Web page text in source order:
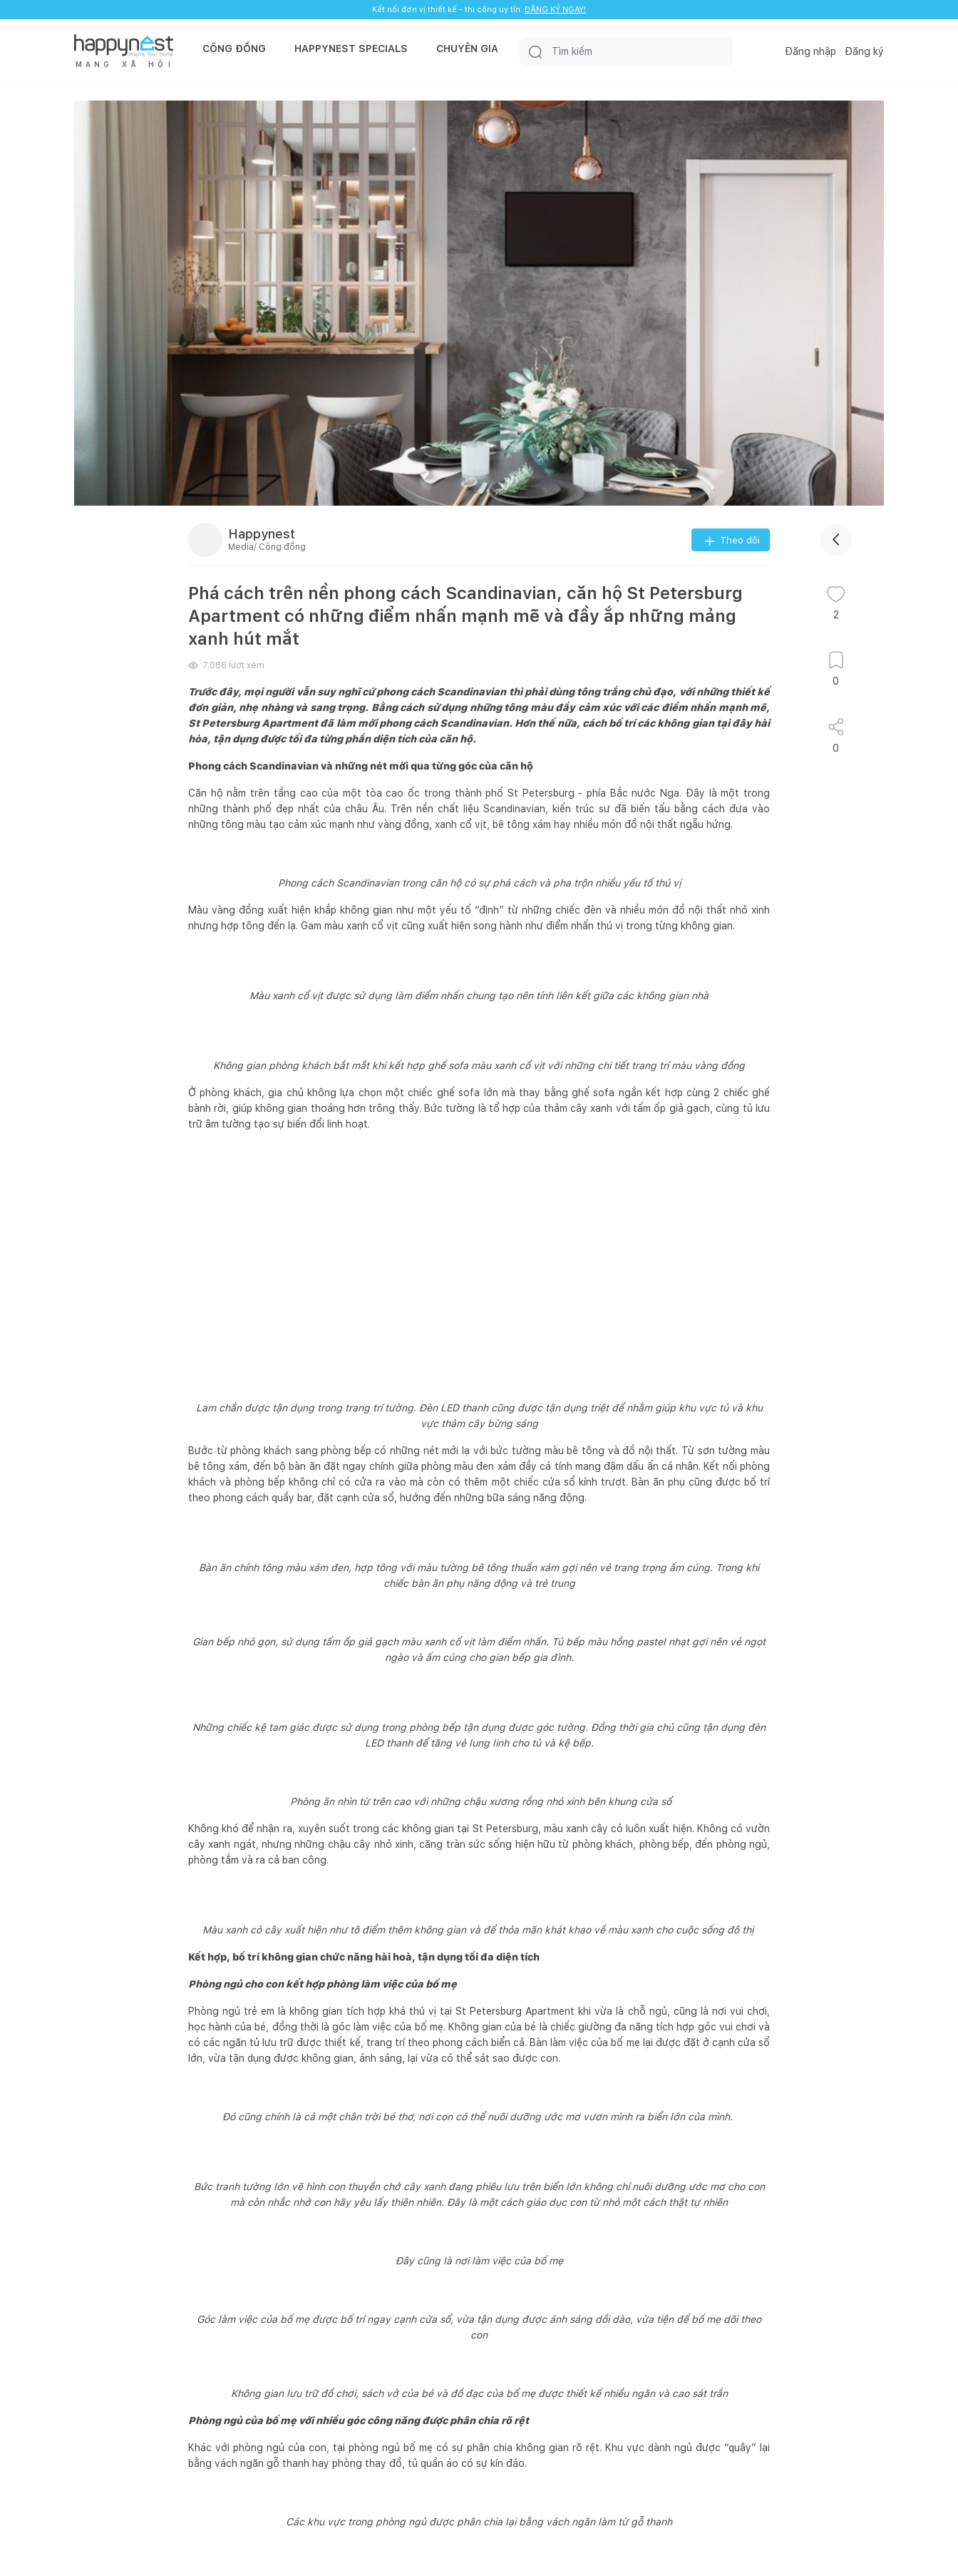
Kết nối đơn vị thiết kế - thi công uy tín. ĐĂNG KÝ NGAY!
M Ạ N G X Ã H Ộ I
CỘNG ĐỒNG HAPPYNEST SPECIALS CHUYÊN GIA Đăng nhập Đăng ký
Happynest
Media/ Cộng đồng
Theo dõi
Phá cách trên nền phong cách Scandinavian, căn hộ St Petersburg
Apartment có những điểm nhấn mạnh mẽ và đầy ắp những mảng
xanh hút mắt
7.086 lượt xem
Trước đây, mọi người vẫn suy nghĩ cứ phong cách Scandinavian thì phải dùng tông trắng chủ đạo, với những thiết kế
đơn giản, nhẹ nhàng và sang trọng. Bằng cách sử dụng những tông màu đầy cảm xúc với các điểm nhấn mạnh mẽ,
St Petersburg Apartment đã làm mới phong cách Scandinavian. Hơn thế nữa, cách bố trí các không gian tại đây hài
hòa, tận dụng được tối đa từng phần diện tích của căn hộ.
Phong cách Scandinavian và những nét mới qua từng góc của căn hộ
Căn hộ nằm trên tầng cao của một tòa cao ốc trong thành phố St Petersburg - phía Bắc nước Nga. Đây là một trong
những thành phố đẹp nhất của châu Âu. Trên nền chất liệu Scandinavian, kiến trúc sư đã biến tấu bằng cách đưa vào
những tông màu tạo cảm xúc mạnh như vàng đồng, xanh cổ vịt, bê tông xám hay nhiều món đồ nội thất ngẫu hứng.
Phong cách Scandinavian trong căn hộ có sự phá cách và pha trộn nhiều yếu tố thú vị
Màu vàng đồng xuất hiện khắp không gian như một yếu tố “đinh” từ những chiếc đèn và nhiều món đồ nội thất nhỏ xinh
nhưng hợp tông đến lạ. Gam màu xanh cổ vịt cũng xuất hiện song hành như điểm nhấn thú vị trong từng không gian.
Màu xanh cổ vịt được sử dụng làm điểm nhấn chung tạo nên tính liên kết giữa các không gian nhà
Không gian phòng khách bắt mắt khi kết hợp ghế sofa màu xanh cổ vịt với những chi tiết trang trí màu vàng đồng
Ở phòng khách, gia chủ không lựa chọn một chiếc ghế sofa lớn mà thay bằng ghế sofa ngắn kết hợp cùng 2 chiếc ghế
bành rời, giúp không gian thoáng hơn trông thấy. Bức tường là tổ hợp của thảm cây xanh với tấm ốp giả gạch, cùng tủ lưu
trữ âm tường tạo sự biến đổi linh hoạt.
Lam chắn được tận dụng trong trang trí tường. Đèn LED thanh cũng được tận dụng triệt để nhằm giúp khu vực tủ và khu
vực thảm cây bừng sáng
Bước từ phòng khách sang phòng bếp có những nét mới lạ với bức tường màu bê tông và đồ nội thất. Từ sơn tường màu
bê tông xám, đến bộ bàn ăn đặt ngay chính giữa phòng màu đen xám đầy cá tính mang đậm dấu ấn cá nhân. Kết nối phòng
khách và phòng bếp không chỉ có cửa ra vào mà còn có thêm một chiếc cửa sổ kính trượt. Bàn ăn phụ cũng được bố trí
theo phong cách quầy bar, đặt cạnh cửa sổ, hướng đến những bữa sáng năng động.
Bàn ăn chính tông màu xám đen, hợp tông với màu tường bê tông thuần xám gợi nên vẻ trang trọng ấm cúng. Trong khi
chiếc bàn ăn phụ năng động và trẻ trung
Gian bếp nhỏ gọn, sử dụng tấm ốp giả gạch màu xanh cổ vịt làm điểm nhấn. Tủ bếp màu hồng pastel nhạt gợi nên vẻ ngọt
ngào và ấm cúng cho gian bếp gia đình.
Những chiếc kệ tam giác được sử dụng trong phòng bếp tận dụng được góc tường. Đồng thời gia chủ cũng tận dụng đèn
LED thanh để tăng vẻ lung linh cho tủ và kệ bếp.
Phòng ăn nhìn từ trên cao với những chậu xương rồng nhỏ xinh bên khung cửa sổ
Không khó để nhận ra, xuyên suốt trong các không gian tại St Petersburg, màu xanh cây cỏ luôn xuất hiện. Không có vườn
cây xanh ngát, nhưng những chậu cây nhỏ xinh, căng tràn sức sống hiện hữu từ phòng khách, phòng bếp, đến phòng ngủ,
phòng tắm và ra cả ban công.
Màu xanh cỏ cây xuất hiện như tô điểm thêm không gian và để thỏa mãn khát khao về màu xanh cho cuộc sống đô thị
Kết hợp, bố trí không gian chức năng hài hoà, tận dụng tối đa diện tích
Phòng ngủ cho con kết hợp phòng làm việc của bố mẹ
Phòng ngủ trẻ em là không gian tích hợp khá thú vị tại St Petersburg Apartment khi vừa là chỗ ngủ, cũng là nơi vui chơi,
học hành của bé, đồng thời là góc làm việc của bố mẹ. Không gian của bé là chiếc giường đa năng tích hợp góc vui chơi và
có các ngăn tủ lưu trữ được thiết kế, trang trí theo phong cách biển cả. Bàn làm việc của bố mẹ lại được đặt ở cạnh cửa sổ
lớn, vừa tận dụng được không gian, ánh sáng, lại vừa có thể sát sao được con.
Đó cũng chính là cả một chân trời bé thơ, nơi con có thể nuôi dưỡng ước mơ vươn mình ra biển lớn của mình.
Bức tranh tường lớn vẽ hình con thuyền chở cây xanh đang phiêu lưu trên biển lớn không chỉ nuôi dưỡng ước mơ cho con
mà còn nhắc nhở con hãy yêu lấy thiên nhiên. Đây là một cách giáo dục con từ nhỏ một cách thật tự nhiên
Đây cũng là nơi làm việc của bố mẹ
Góc làm việc của bố mẹ được bố trí ngay cạnh cửa sổ, vừa tận dụng được ánh sáng dồi dào, vừa tiện để bố mẹ dõi theo
con
Không gian lưu trữ đồ chơi, sách vở của bé và đồ đạc của bố mẹ được thiết kế nhiều ngăn và cao sát trần
Phòng ngủ của bố mẹ với nhiều góc công năng được phân chia rõ rệt
Khác với phòng ngủ của con, tại phòng ngủ bố mẹ có sự phân chia không gian rõ rệt. Khu vực dành ngủ được “quây” lại
bằng vách ngăn gỗ thanh hay phòng thay đồ, tủ quần áo có sự kín đáo.
Các khu vực trong phòng ngủ được phân chia lại bằng vách ngăn làm từ gỗ thanh
2
0
0